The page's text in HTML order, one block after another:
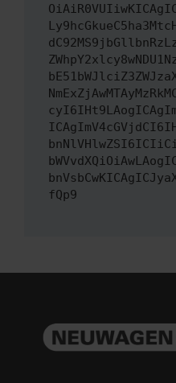
fQp9